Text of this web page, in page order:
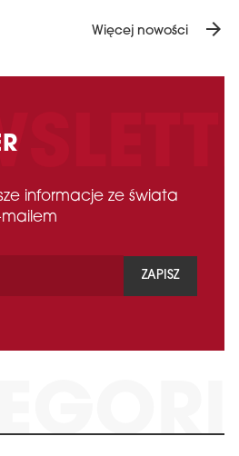
Więcej nowości arrow_forward
informacje ze świata
ZAPISZ